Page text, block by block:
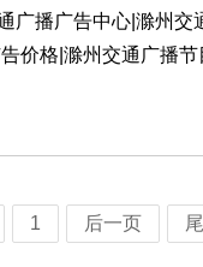
广播广告中心|滁州交
价格|滁州交通广播
1 后一页